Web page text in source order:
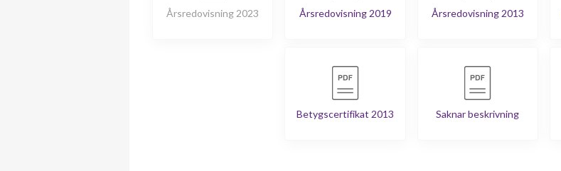
Årsredovisning 2023 Årsredovisning 2019 Årsredovisning 2013
Betygscertifikat 2013 Saknar beskrivning